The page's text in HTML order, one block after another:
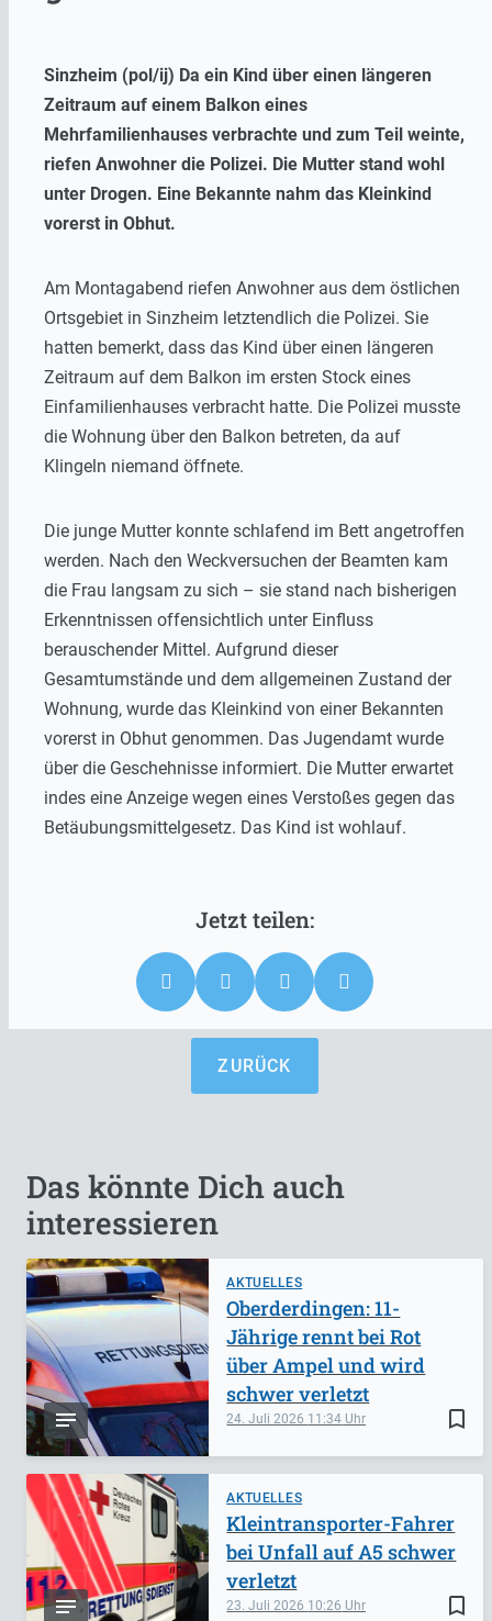
Sinzheim (pol/ij) Da ein Kind über einen längeren
Zeitraum auf einem Balkon eines
Mehrfamilienhauses verbrachte und zum Teil weinte,
riefen Anwohner die Polizei. Die Mutter stand wohl
unter Drogen. Eine Bekannte nahm das Kleinkind
vorerst in Obhut.
Am Montagabend riefen Anwohner aus dem östlichen
Ortsgebiet in Sinzheim letztendlich die Polizei. Sie
hatten bemerkt, dass das Kind über einen längeren
Zeitraum auf dem Balkon im ersten Stock eines
Einfamilienhauses verbracht hatte. Die Polizei musste
die Wohnung über den Balkon betreten, da auf
Klingeln niemand öffnete.
Die junge Mutter konnte schlafend im Bett angetroffen
werden. Nach den Weckversuchen der Beamten kam
die Frau langsam zu sich – sie stand nach bisherigen
Erkenntnissen offensichtlich unter Einfluss
berauschender Mittel. Aufgrund dieser
Gesamtumstände und dem allgemeinen Zustand der
Wohnung, wurde das Kleinkind von einer Bekannten
vorerst in Obhut genommen. Das Jugendamt wurde
über die Geschehnisse informiert. Die Mutter erwartet
indes eine Anzeige wegen eines Verstoßes gegen das
Betäubungsmittelgesetz. Das Kind ist wohlauf.
ZURÜCK
Das könnte Dich auch
interessieren
AKTUELLES
bookmark_border
24. Juli 2026 11:34
Oberderdingen: 11-
Jährige rennt bei Rot
über Ampel und wird
schwer verletzt
AKTUELLES
bookmark_border
23. Juli 2026 10:26
Kleintransporter-Fahrer
bei Unfall auf A5 schwer
verletzt